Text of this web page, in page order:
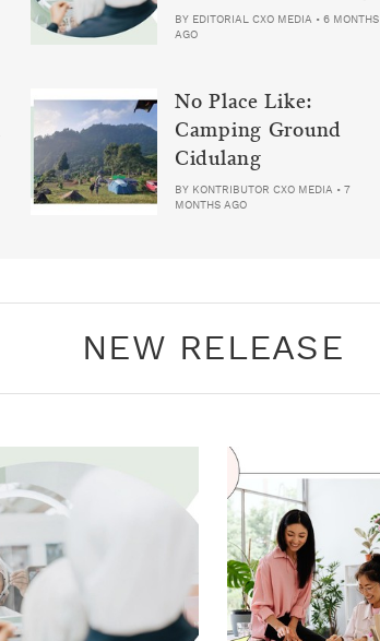
Science Tech 2026
BY EDITORIAL CXO MEDIA • 6 MONTHS
AGO
No Place Like:
Camping Ground
Cidulang
BY KONTRIBUTOR CXO MEDIA • 7
MONTHS AGO
NEW RELEASE